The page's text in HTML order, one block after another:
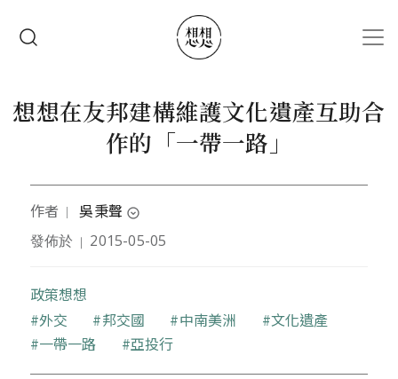
想想在友邦建構維護文化遺產互助合
作的「一帶一路」
作者 ｜ 吳秉聲 expand_circle_down
作者為國立成功大學建築學系副教授，曾參與世界遺
2009）
發佈於 ｜ 2015-05-05
政策想想
關鍵字
外交 邦交國 中南美洲
文化遺產
一帶一路
亞投行